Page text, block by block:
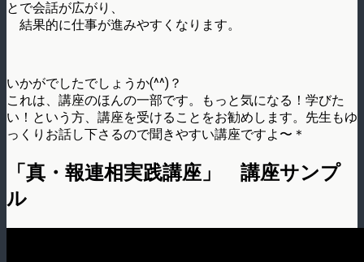
とで会話が広がり、
結果的に仕事が進みやすくなります。
いかがでしたでしょうか(^^)？
これは、講座のほんの一部です。もっと気になる！学びた
い！という方、講座を受けることをお勧めします。先生もゆ
っくりお話し下さるので聞きやすい講座ですよ〜＊
「真・報連相実践講座」 講座サンプ
ル